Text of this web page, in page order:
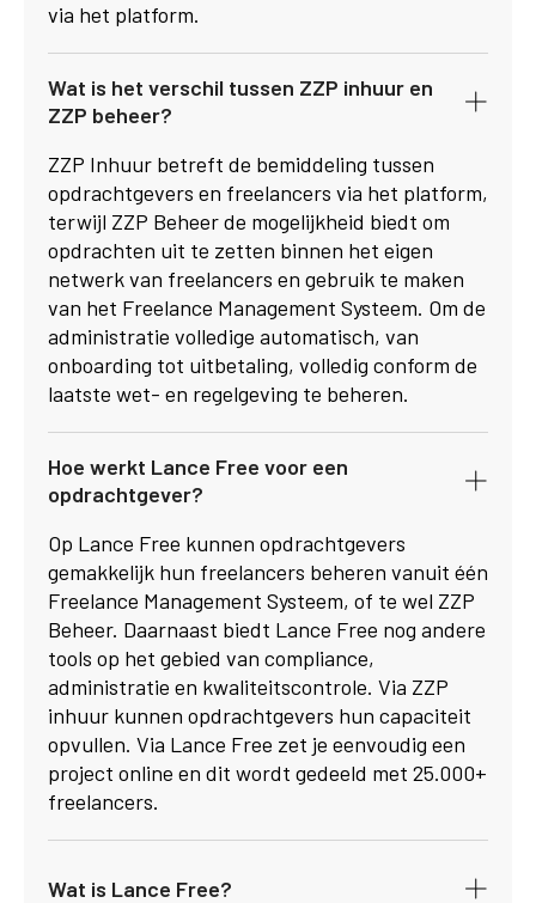
via het platform.
Wat is het verschil tussen ZZP inhuur en
ZZP beheer?
ZZP Inhuur betreft de bemiddeling tussen
opdrachtgevers en freelancers via het platform,
terwijl ZZP Beheer de mogelijkheid biedt om
opdrachten uit te zetten binnen het eigen
netwerk van freelancers en gebruik te maken
van het Freelance Management Systeem. Om de
administratie volledige automatisch, van
onboarding tot uitbetaling, volledig conform de
laatste wet- en regelgeving te beheren.
Hoe werkt Lance Free voor een
opdrachtgever?
Op Lance Free kunnen opdrachtgevers
gemakkelijk hun freelancers beheren vanuit één
Freelance Management Systeem, of te wel ZZP
Beheer. Daarnaast biedt Lance Free nog andere
tools op het gebied van compliance,
administratie en kwaliteitscontrole. Via ZZP
inhuur kunnen opdrachtgevers hun capaciteit
opvullen. Via Lance Free zet je eenvoudig een
project online en dit wordt gedeeld met 25.000+
freelancers.
Wat is Lance Free?